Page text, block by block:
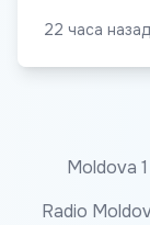
22 часа назад
Moldova 1
Radio